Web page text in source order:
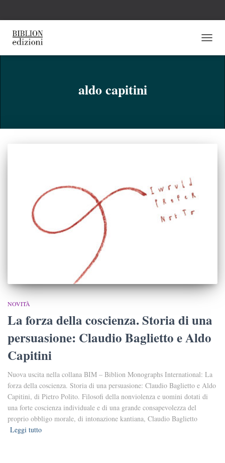
aldo capitini
NOVITÀ
La forza della coscienza. Storia di una
persuasione: Claudio Baglietto e Aldo
Capitini
Nuova uscita nella collana BIM – Biblion Monographs International: La
forza della coscienza. Storia di una persuasione: Claudio Baglietto e Aldo
Capitini, di Pietro Polito. Filosofi della nonviolenza e uomini dotati di
una forte coscienza individuale e di una grande consapevolezza del
proprio obbligo morale, di intonazione kantiana, Claudio Baglietto
Leggi tutto